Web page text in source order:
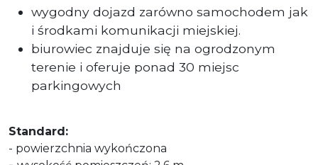
wygodny dojazd zarówno samochodem jak
i środkami komunikacji miejskiej.
biurowiec znajduje się na ogrodzonym
terenie i oferuje ponad 30 miejsc
parkingowych
Standard:
- powierzchnia wykończona